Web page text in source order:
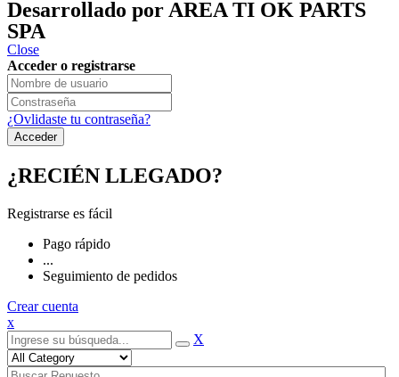
Desarrollado por AREA TI OK PARTS
SPA
Close
Acceder o registrarse
¿Ovlidaste tu contraseña?
¿RECIÉN LLEGADO?
Registrarse es fácil
Pago rápido
...
Seguimiento de pedidos
Crear cuenta
x
X